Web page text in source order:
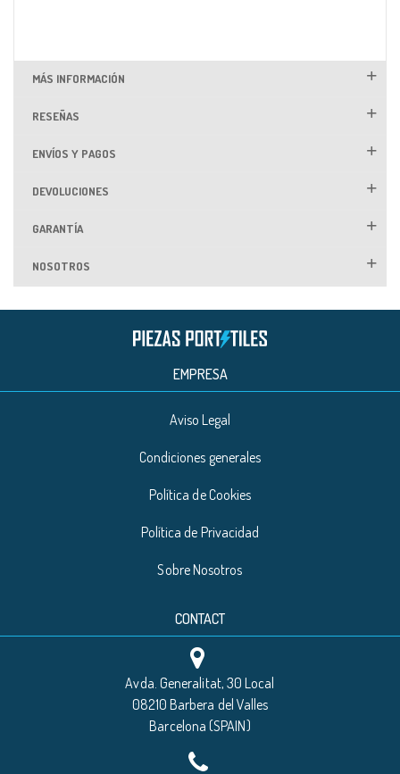
MÁS INFORMACIÓN
RESEÑAS
ENVÍOS Y PAGOS
DEVOLUCIONES
GARANTÍA
NOSOTROS
EMPRESA
Aviso Legal
Condiciones generales
Política de Cookies
Política de Privacidad
Sobre Nosotros
CONTACT
Avda. Generalitat, 30 Local
08210 Barbera del Valles
Barcelona (SPAIN)